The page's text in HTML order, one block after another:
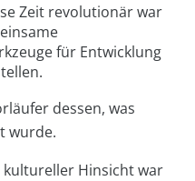
Zeit revolutionär war
für Entwicklung
dessen, was
wurde.
kultureller Hinsicht war